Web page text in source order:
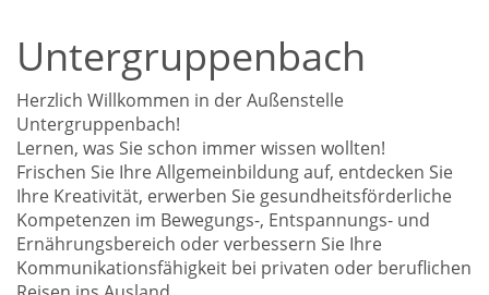
Untergruppenbach
Herzlich Willkommen in der Außenstelle
Untergruppenbach!
Lernen, was Sie schon immer wissen wollten!
Frischen Sie Ihre Allgemeinbildung auf, entdecken Sie
Ihre Kreativität, erwerben Sie gesundheitsförderliche
Kompetenzen im Bewegungs-, Entspannungs- und
Ernährungsbereich oder verbessern Sie Ihre
Kommunikationsfähigkeit bei privaten oder beruflichen